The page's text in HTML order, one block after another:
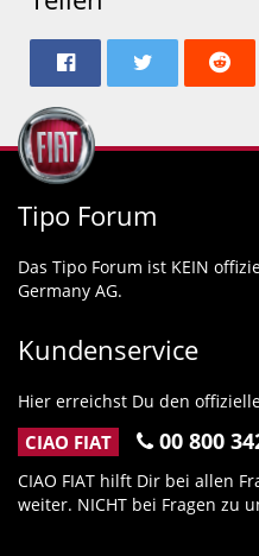
Tipo Forum
Das Tipo Forum ist KEIN
Germany AG.
Kundenservice
Hier erreichst Du den
CIAO FIAT 00 800
CIAO FIAT hilft Dir bei allen
weiter. NICHT bei Fragen zu